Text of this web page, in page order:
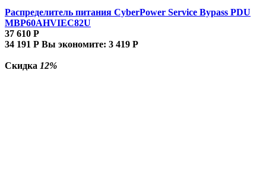
Распределитель питания CyberPower Service Bypass PDU
MBP60AHVIEC82U
37 610 Р
34 191 Р Вы экономите: 3 419 Р
Скидка 12%